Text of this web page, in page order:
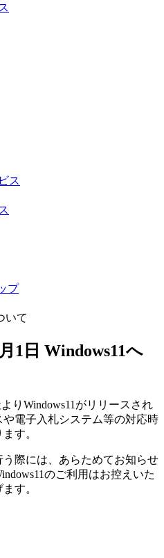
プ
いて
1日 Windows11へ
りWindows11がリリースされ
電子入札システム等の対応時
す。
際には、あらためてお知らせ
のご利用はお控えいた
す。